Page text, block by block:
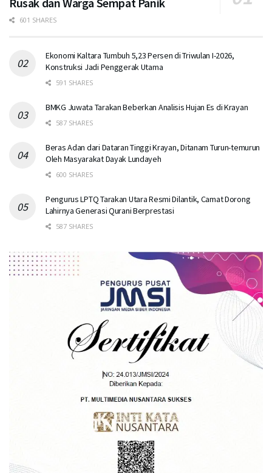
601 SHARES
Ekonomi Kaltara Tumbuh 5,23 Persen di Triwulan I-2026,
Konstruksi Jadi Penggerak Utama
591 SHARES
BMKG Juwata Tarakan Beberkan Analisis Hujan Es di Krayan
587 SHARES
Beras Adan dari Dataran Tinggi Krayan, Ditanam Turun-temurun
Oleh Masyarakat Dayak Lundayeh
600 SHARES
Pengurus LPTQ Tarakan Utara Resmi Dilantik, Camat Dorong
Lahirnya Generasi Qurani Berprestasi
587 SHARES